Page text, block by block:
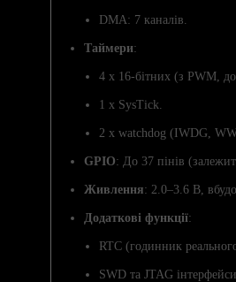
DMA: 7 каналів.
Таймери:
4 x 16-бітних (з PWM,
1 x SysTick.
2 x watchdog (IWDG,
GPIO: До 37 пінів
Живлення: 2.0–3.6 В,
Додаткові функції:
RTC (годинник
SWD та JTAG